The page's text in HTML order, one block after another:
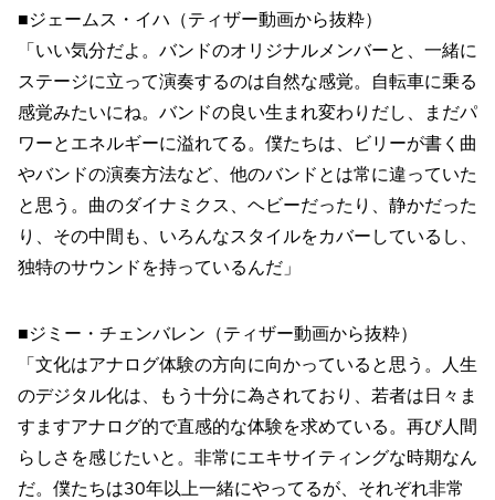
■ジェームス・イハ（ティザー動画から抜粋）
「いい気分だよ。バンドのオリジナルメンバーと、一緒に
ステージに立って演奏するのは自然な感覚。自転車に乗る
感覚みたいにね。バンドの良い生まれ変わりだし、まだパ
ワーとエネルギーに溢れてる。僕たちは、ビリーが書く曲
やバンドの演奏方法など、他のバンドとは常に違っていた
と思う。曲のダイナミクス、ヘビーだったり、静かだった
り、その中間も、いろんなスタイルをカバーしているし、
独特のサウンドを持っているんだ」
■ジミー・チェンバレン（ティザー動画から抜粋）
「文化はアナログ体験の方向に向かっていると思う。人生
のデジタル化は、もう十分に為されており、若者は日々ま
すますアナログ的で直感的な体験を求めている。再び人間
らしさを感じたいと。非常にエキサイティングな時期なん
だ。僕たちは30年以上一緒にやってるが、それぞれ非常